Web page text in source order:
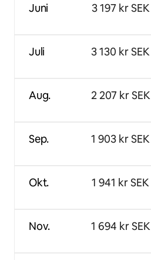
Juni
Juli
Aug.
Sep.
Okt.
Nov.
3 197 kr SEK
3 130 kr SEK
2 207 kr SEK
1 903 kr SEK
1 941 kr SEK
1 694 kr SEK